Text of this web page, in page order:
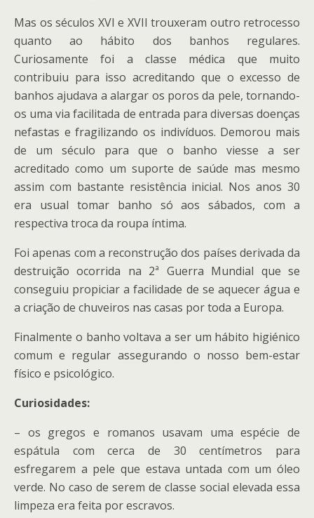
Mas os séculos XVI e XVII trouxeram outro retrocesso
quanto ao hábito dos banhos regulares.
Curiosamente foi a classe médica que muito
contribuiu para isso acreditando que o excesso de
banhos ajudava a alargar os poros da pele, tornando-
os uma via facilitada de entrada para diversas doenças
nefastas e fragilizando os indivíduos. Demorou mais
de um século para que o banho viesse a ser
acreditado como um suporte de saúde mas mesmo
assim com bastante resistência inicial. Nos anos 30
era usual tomar banho só aos sábados, com a
respectiva troca da roupa íntima.
Foi apenas com a reconstrução dos países derivada da
destruição ocorrida na 2ª Guerra Mundial que se
conseguiu propiciar a facilidade de se aquecer água e
a criação de chuveiros nas casas por toda a Europa.
Finalmente o banho voltava a ser um hábito higiénico
comum e regular assegurando o nosso bem-estar
físico e psicológico.
Curiosidades:
– os gregos e romanos usavam uma espécie de
espátula com cerca de 30 centímetros para
esfregarem a pele que estava untada com um óleo
verde. No caso de serem de classe social elevada essa
limpeza era feita por escravos.